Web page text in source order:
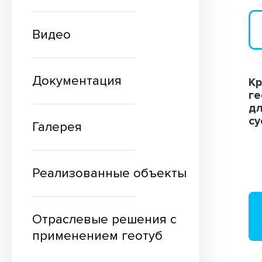
Стабигрунт
Трубы «ТехноКобра»
Видео
Документация
Галерея
Реализованные объекты
Отраслевые решения с
применением геотуб